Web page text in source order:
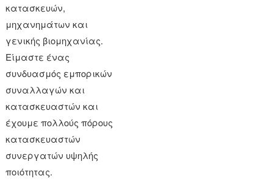
κατασκευών,
μηχανημάτων και
γενικής βιομηχανίας.
Είμαστε ένας
συνδυασμός εμπορικών
συναλλαγών και
κατασκευαστών και
έχουμε πολλούς πόρους
κατασκευαστών
συνεργατών υψηλής
ποιότητας.